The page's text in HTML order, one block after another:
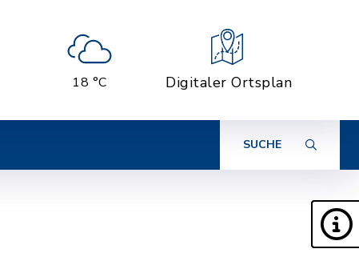
18 °C Digitaler Ortsplan
SUCHE